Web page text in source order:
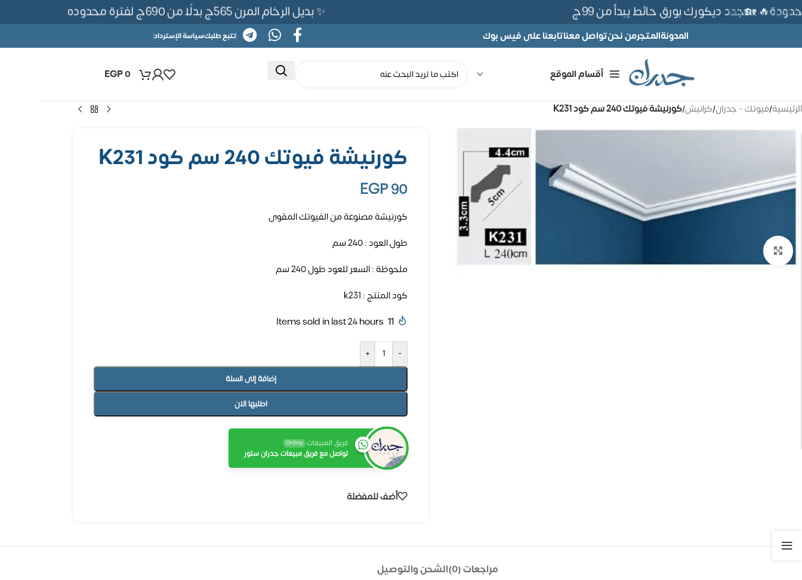
Skip to navigation
Skip to main content
✨ بديل الرخام المرن 565ج بدلًا من 690ج لفترة محدوده 🏡جدد ديكورك بورق حائط يبدأ من 99ج
المدونةالمتجرمن نحنتواصل معناتابعنا على فيس بوك تتبع طلبكسياسة الإسترداد
أقسام الموقع EGP0
الرئيسية/فيوتك - جدران/كرانيش/كورنيشة فيوتك 240 سم كود K231
كورنيشة فيوتك 240 سم كود K231
EGP90
كورنيشة مصنوعة من الفيوتك المقوى
طول العود : 240 سم
ملحوظة : السعر للعود طول 240 سم
كود المنتج : k231
11
Items sold in last 24 hours
-
+
إضافة إلى السلة
اطلبها الان
فريق المبيعات Online
تواصل مع فريق مبيعات جدران ستور
أضف للمفضلة
مراجعات (0) الشحن والتوصيل